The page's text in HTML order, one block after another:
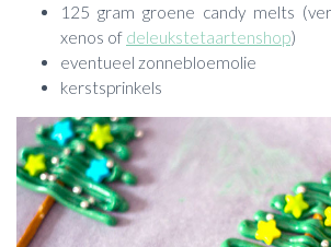
125 gram groene candy melts
xenos of deleukstetaartenshop)
eventueel zonnebloemolie
kerstsprinkels